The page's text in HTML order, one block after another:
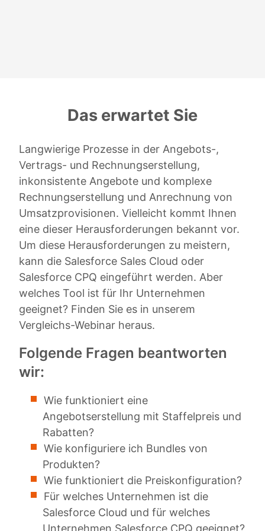
Das erwartet Sie
Langwierige Prozesse in der Angebots-,
Vertrags- und Rechnungserstellung,
inkonsistente Angebote und komplexe
Rechnungserstellung und Anrechnung von
Umsatzprovisionen. Vielleicht kommt Ihnen
eine dieser Herausforderungen bekannt vor.
Um diese Herausforderungen zu meistern,
kann die Salesforce Sales Cloud oder
Salesforce CPQ eingeführt werden. Aber
welches Tool ist für Ihr Unternehmen
geeignet? Finden Sie es in unserem
Vergleichs-Webinar heraus.
Folgende Fragen beantworten
wir:
Wie funktioniert eine
Angebotserstellung mit Staffelpreis und
Rabatten?
Wie konfiguriere ich Bundles von
Produkten?
Wie funktioniert die Preiskonfiguration?
Für welches Unternehmen ist die
Salesforce Cloud und für welches